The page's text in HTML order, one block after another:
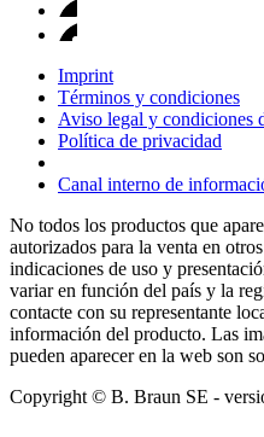
Imprint
Términos y condiciones
Aviso legal y condiciones
Política de privacidad
Canal interno de
No todos los productos que
autorizados para la venta en
indicaciones de uso y
variar en función del país y la
contacte con su representante
información del producto. Las
pueden aparecer en la web son
Copyright © B. Braun SE -